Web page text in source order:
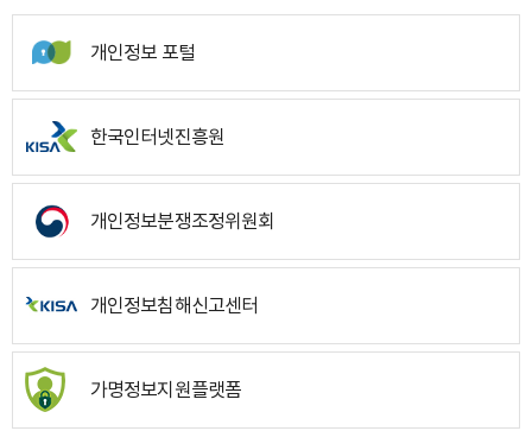
개인정보 포털
한국인터넷진흥원
개인정보분쟁조정위원회
개인정보침해신고센터
가명정보지원플랫폼